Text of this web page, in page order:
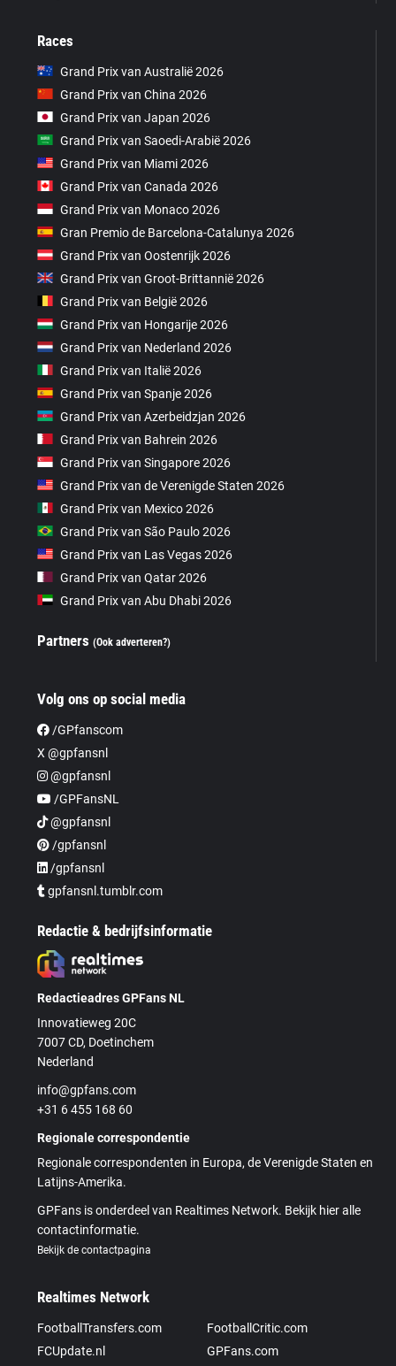
Races
Grand Prix van Australië 2026
Grand Prix van China 2026
Grand Prix van Japan 2026
Grand Prix van Saoedi-Arabië 2026
Grand Prix van Miami 2026
Grand Prix van Canada 2026
Grand Prix van Monaco 2026
Gran Premio de Barcelona-Catalunya 2026
Grand Prix van Oostenrijk 2026
Grand Prix van Groot-Brittannië 2026
Grand Prix van België 2026
Grand Prix van Hongarije 2026
Grand Prix van Nederland 2026
Grand Prix van Italië 2026
Grand Prix van Spanje 2026
Grand Prix van Azerbeidzjan 2026
Grand Prix van Bahrein 2026
Grand Prix van Singapore 2026
Grand Prix van de Verenigde Staten 2026
Grand Prix van Mexico 2026
Grand Prix van São Paulo 2026
Grand Prix van Las Vegas 2026
Grand Prix van Qatar 2026
Grand Prix van Abu Dhabi 2026
Partners(Ook adverteren?)
Volg ons op social media
/GPfanscom
X @gpfansnl
@gpfansnl
/GPFansNL
@gpfansnl
/gpfansnl
/gpfansnl
gpfansnl.tumblr.com
Redactie & bedrijfsinformatie
Redactieadres GPFans NL
Innovatieweg 20C
7007 CD, Doetinchem
Nederland
info@gpfans.com
+31 6 455 168 60
Regionale correspondentie
Regionale correspondenten in Europa, de Verenigde Staten en
Latijns-Amerika.
GPFans is onderdeel van Realtimes Network. Bekijk hier alle
contactinformatie.
Bekijk de contactpagina
Realtimes Network
FootballTransfers.com
FootballCritic.com
FCUpdate.nl
GPFans.com